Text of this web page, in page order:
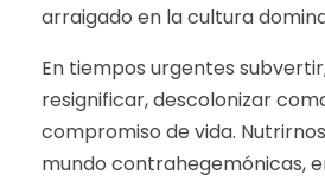
arraigado en la cultura
En tiempos urgentes
resignificar, descolonizar
compromiso de vida.
mundo contrahegemónicas,